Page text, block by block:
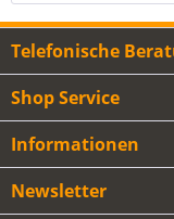
Telefonische
Shop Service
Informationen
Newsletter